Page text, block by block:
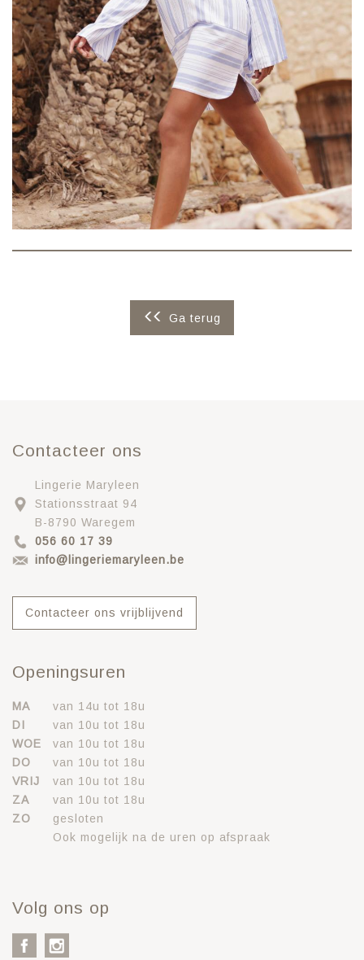
Ga terug
Contacteer ons
Lingerie Maryleen
Stationsstraat 94
B-8790 Waregem
056 60 17 39
info@lingeriemaryleen.be
Contacteer ons vrijblijvend
Openingsuren
MA
van 14u tot 18u
DI
van 10u tot 18u
WOE
van 10u tot 18u
DO
van 10u tot 18u
VRIJ
van 10u tot 18u
ZA
van 10u tot 18u
ZO
gesloten
Ook mogelijk na de uren op afspraak
Volg ons op